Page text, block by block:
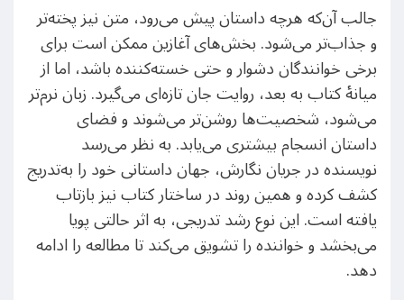
جالب آن‌که هرچه داستان پیش می‌رود، متن نیز پخته‌تر
و جذاب‌تر می‌شود. بخش‌های آغازین ممکن است برای
برخی خوانندگان دشوار و حتی خسته‌کننده باشد، اما از
میانهٔ کتاب به بعد، روایت جان تازه‌ای می‌گیرد. زبان نرم‌تر
می‌شود، شخصیت‌ها روشن‌تر می‌شوند و فضای
داستان انسجام بیشتری می‌یابد. به نظر می‌رسد
نویسنده در جریان نگارش، جهان داستانی خود را به‌تدریج
کشف کرده و همین روند در ساختار کتاب نیز بازتاب
یافته است. این نوع رشد تدریجی، به اثر حالتی پویا
می‌بخشد و خواننده را تشویق می‌کند تا مطالعه را ادامه
دهد.